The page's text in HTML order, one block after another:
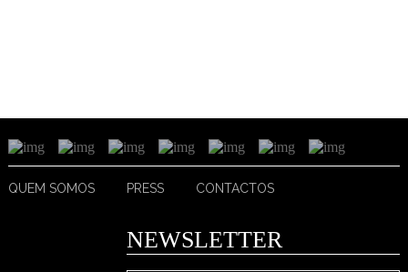
QUEM SOMOS PRESS CONTACTOS
NEWSLETTER